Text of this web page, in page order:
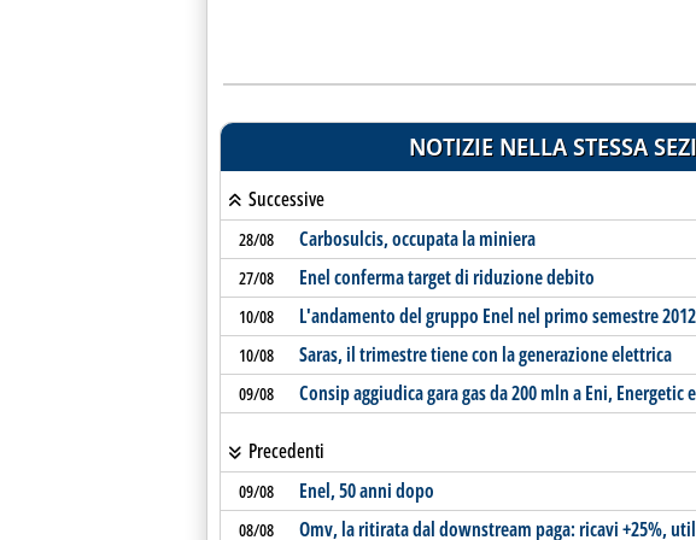
NOTIZIE NELLA STESSA
Successive
28/08 Carbosulcis, occupata la miniera
27/08 Enel conferma target di riduzione debito
10/08 L'andamento del gruppo Enel nel primo semestre 2012
10/08 Saras, il trimestre tiene con la generazione elettrica
09/08 Consip aggiudica gara gas da 200 mln a Eni, Energetic
Precedenti
09/08 Enel, 50 anni dopo
08/08 Omv, la ritirata dal downstream paga: ricavi +25%,